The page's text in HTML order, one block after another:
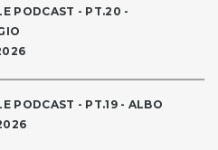
PODCAST - PT.20 -
PODCAST - PT.19 - ALBO